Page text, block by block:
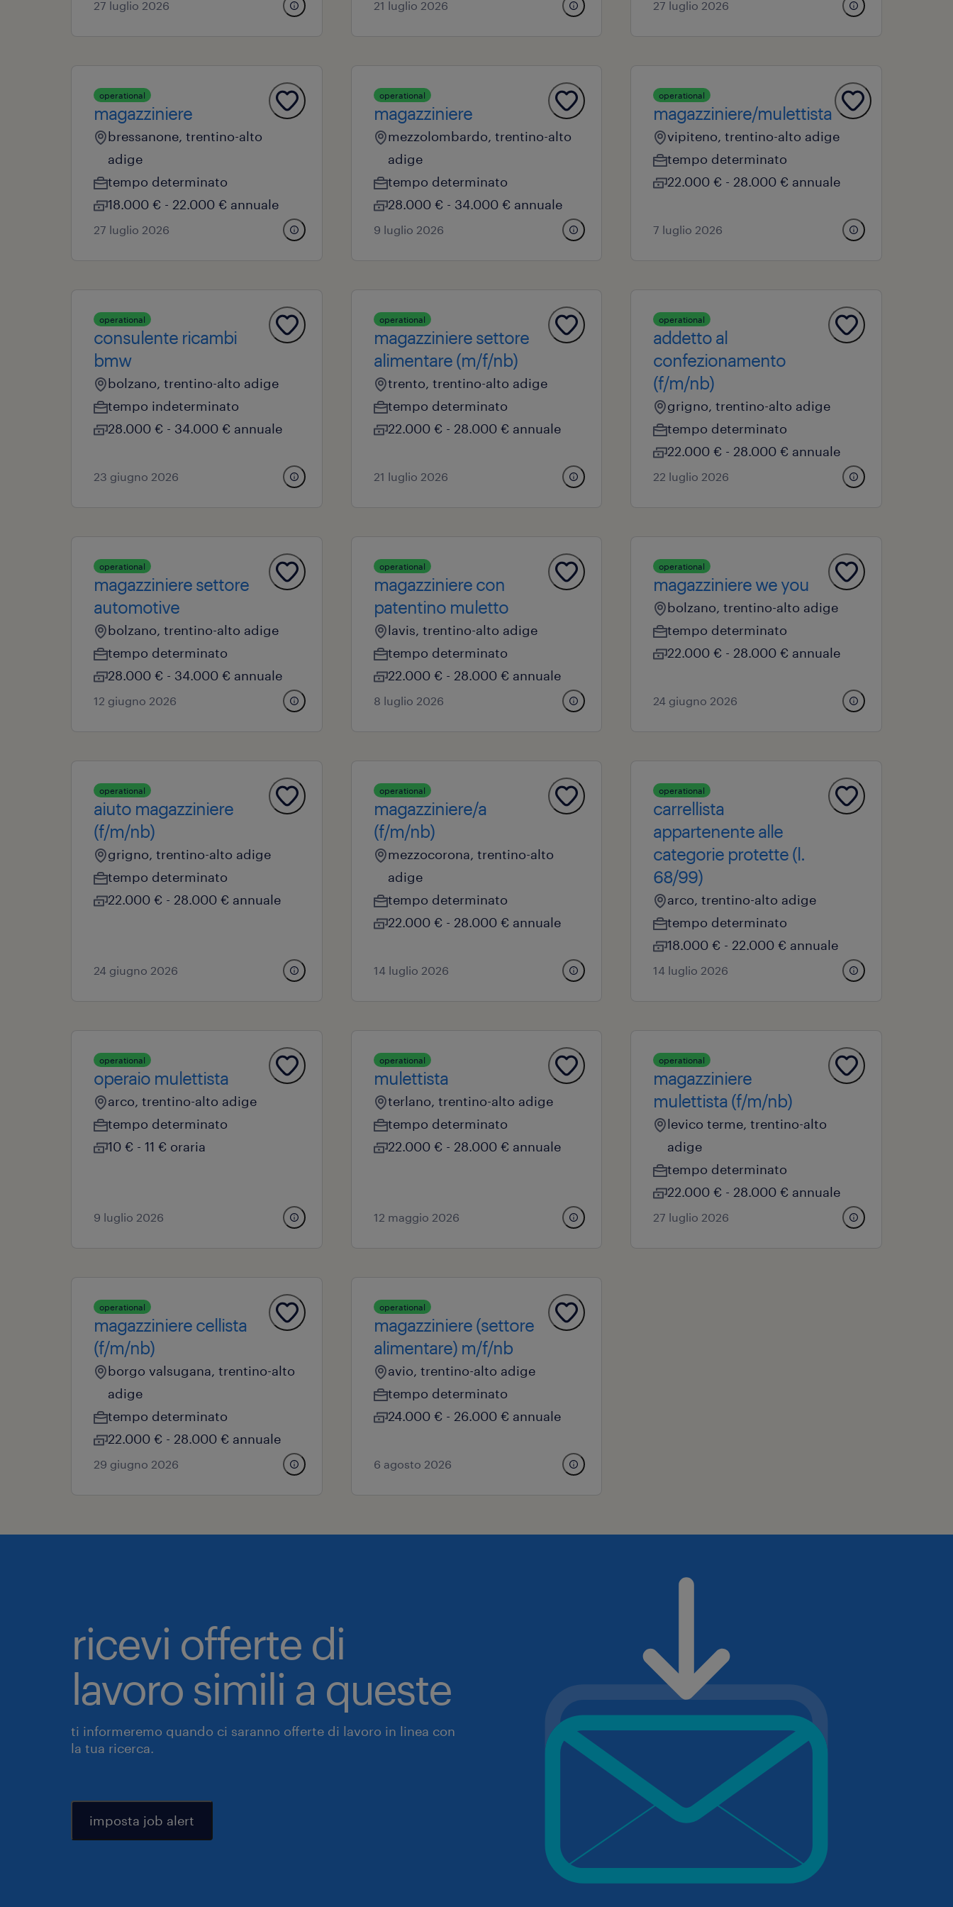
27 luglio 2026 21 luglio 2026 27 luglio 2026
operational
magazziniere
bressanone, trentino-alto
adige
tempo determinato
18.000 € - 22.000 € annuale
27 luglio 2026
operational
magazziniere
mezzolombardo, trentino-alto
adige
tempo determinato
28.000 € - 34.000 € annuale
9 luglio 2026
operational
magazziniere/mulettista
vipiteno, trentino-alto adige
tempo determinato
22.000 € - 28.000 € annuale
7 luglio 2026
operational
consulente ricambi
bmw
bolzano, trentino-alto adige
tempo indeterminato
28.000 € - 34.000 € annuale
23 giugno 2026
operational
magazziniere settore
alimentare (m/f/nb)
trento, trentino-alto adige
tempo determinato
22.000 € - 28.000 € annuale
21 luglio 2026
operational
addetto al
confezionamento
(f/m/nb)
grigno, trentino-alto adige
tempo determinato
22.000 € - 28.000 € annuale
22 luglio 2026
operational
magazziniere settore
automotive
bolzano, trentino-alto adige
tempo determinato
28.000 € - 34.000 € annuale
12 giugno 2026
operational
magazziniere con
patentino muletto
lavis, trentino-alto adige
tempo determinato
22.000 € - 28.000 € annuale
8 luglio 2026
operational
magazziniere we you
bolzano, trentino-alto adige
tempo determinato
22.000 € - 28.000 € annuale
24 giugno 2026
operational
aiuto magazziniere
(f/m/nb)
grigno, trentino-alto adige
tempo determinato
22.000 € - 28.000 € annuale
24 giugno 2026
operational
magazziniere/a
(f/m/nb)
mezzocorona, trentino-alto
adige
tempo determinato
22.000 € - 28.000 € annuale
14 luglio 2026
operational
carrellista
appartenente alle
categorie protette (l.
68/99)
arco, trentino-alto adige
tempo determinato
18.000 € - 22.000 € annuale
14 luglio 2026
operational
operaio mulettista
arco, trentino-alto adige
tempo determinato
10 € - 11 € oraria
9 luglio 2026
operational
mulettista
terlano, trentino-alto adige
tempo determinato
22.000 € - 28.000 € annuale
12 maggio 2026
operational
magazziniere
mulettista (f/m/nb)
levico terme, trentino-alto
adige
tempo determinato
22.000 € - 28.000 € annuale
27 luglio 2026
operational
magazziniere cellista
(f/m/nb)
borgo valsugana, trentino-alto
adige
tempo determinato
22.000 € - 28.000 € annuale
29 giugno 2026
operational
magazziniere (settore
alimentare) m/f/nb
avio, trentino-alto adige
tempo determinato
24.000 € - 26.000 € annuale
6 agosto 2026
ricevi offerte di
lavoro simili a queste
ti informeremo quando ci saranno offerte di lavoro in linea con
la tua ricerca.
imposta job alert